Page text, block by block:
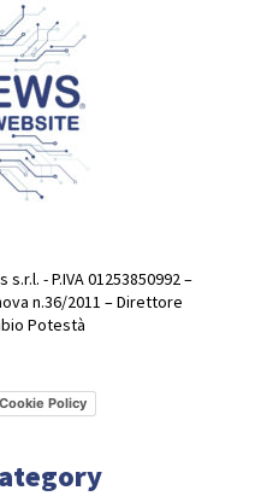
- P.IVA 01253850992 –
n.36/2011 – Direttore
Potestà
Cookie Policy